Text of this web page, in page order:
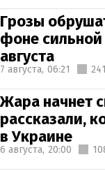
Грозы
фоне
августа
7 августа, 06:21
Жара начнет
рассказали,
в Украине
6 августа, 20:00